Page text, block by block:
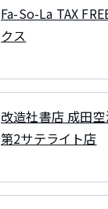
Fa-So-La TAX
クス
改造社書店 成田
第2サテライト店